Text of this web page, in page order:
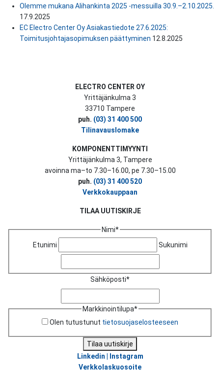
Olemme mukana Alihankinta 2025 -messuilla 30.9.–2.10.2025.
17.9.2025
EC Electro Center Oy Asiakastiedote 27.6.2025:
Toimitusjohtajasopimuksen päättyminen 12.8.2025
ELECTRO CENTER OY
Yrittäjänkulma 3
33710 Tampere
puh. (03) 31 400 500
Tilinavauslomake
KOMPONENTTIMYYNTI
Yrittäjänkulma 3, Tampere
avoinna ma–to 7.30–16.00, pe 7.30–15.00
puh. (03) 31 400 520
Verkkokauppaan
TILAA UUTISKIRJE
Nimi*
Etunimi
Sukunimi
Sähköposti*
Markkinointilupa*
Olen tutustunut tietosuojaselosteeseen
Tilaa uutiskirje
Linkedin |
Instagram
Verkkolaskuosoite